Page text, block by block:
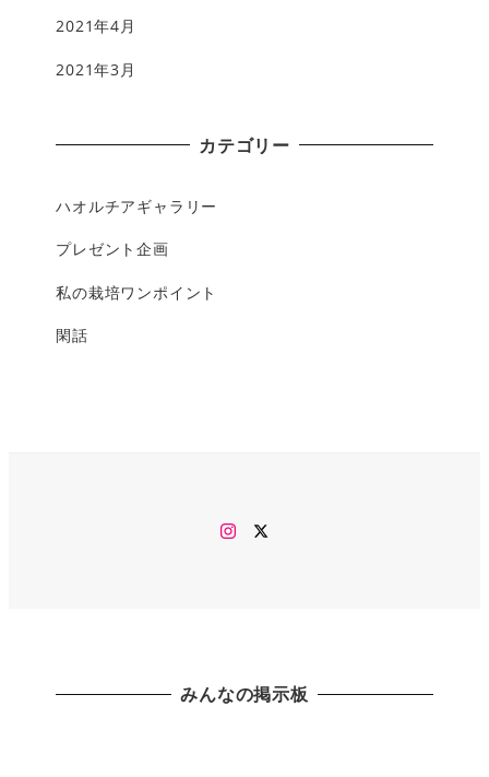
2021年4月
2021年3月
カテゴリー
ハオルチアギャラリー
プレゼント企画
私の栽培ワンポイント
閑話
Instagram
みんなの掲示板